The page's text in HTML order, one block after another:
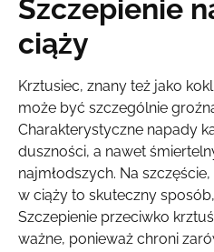
Szczepienie
ciąży
Krztusiec, znany też jako
może być szczególnie
Charakterystyczne napady
duszności, a nawet
najmłodszych. Na
w ciąży to skuteczny
Szczepienie przeciwko
ważne, ponieważ chroni